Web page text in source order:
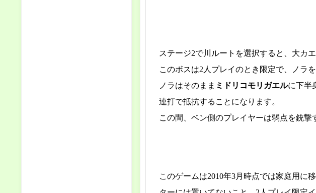
ステージ2で川ルートを選択すると、大カ
このボスは2人プレイのとき限定で、ノラ
ノラはそのまま ミドリコモリガエルに下半
連打で抵抗することになります。
この間、ベン側のプレイヤーは弱点を銃撃
このゲームは2010年3月時点では家庭用に